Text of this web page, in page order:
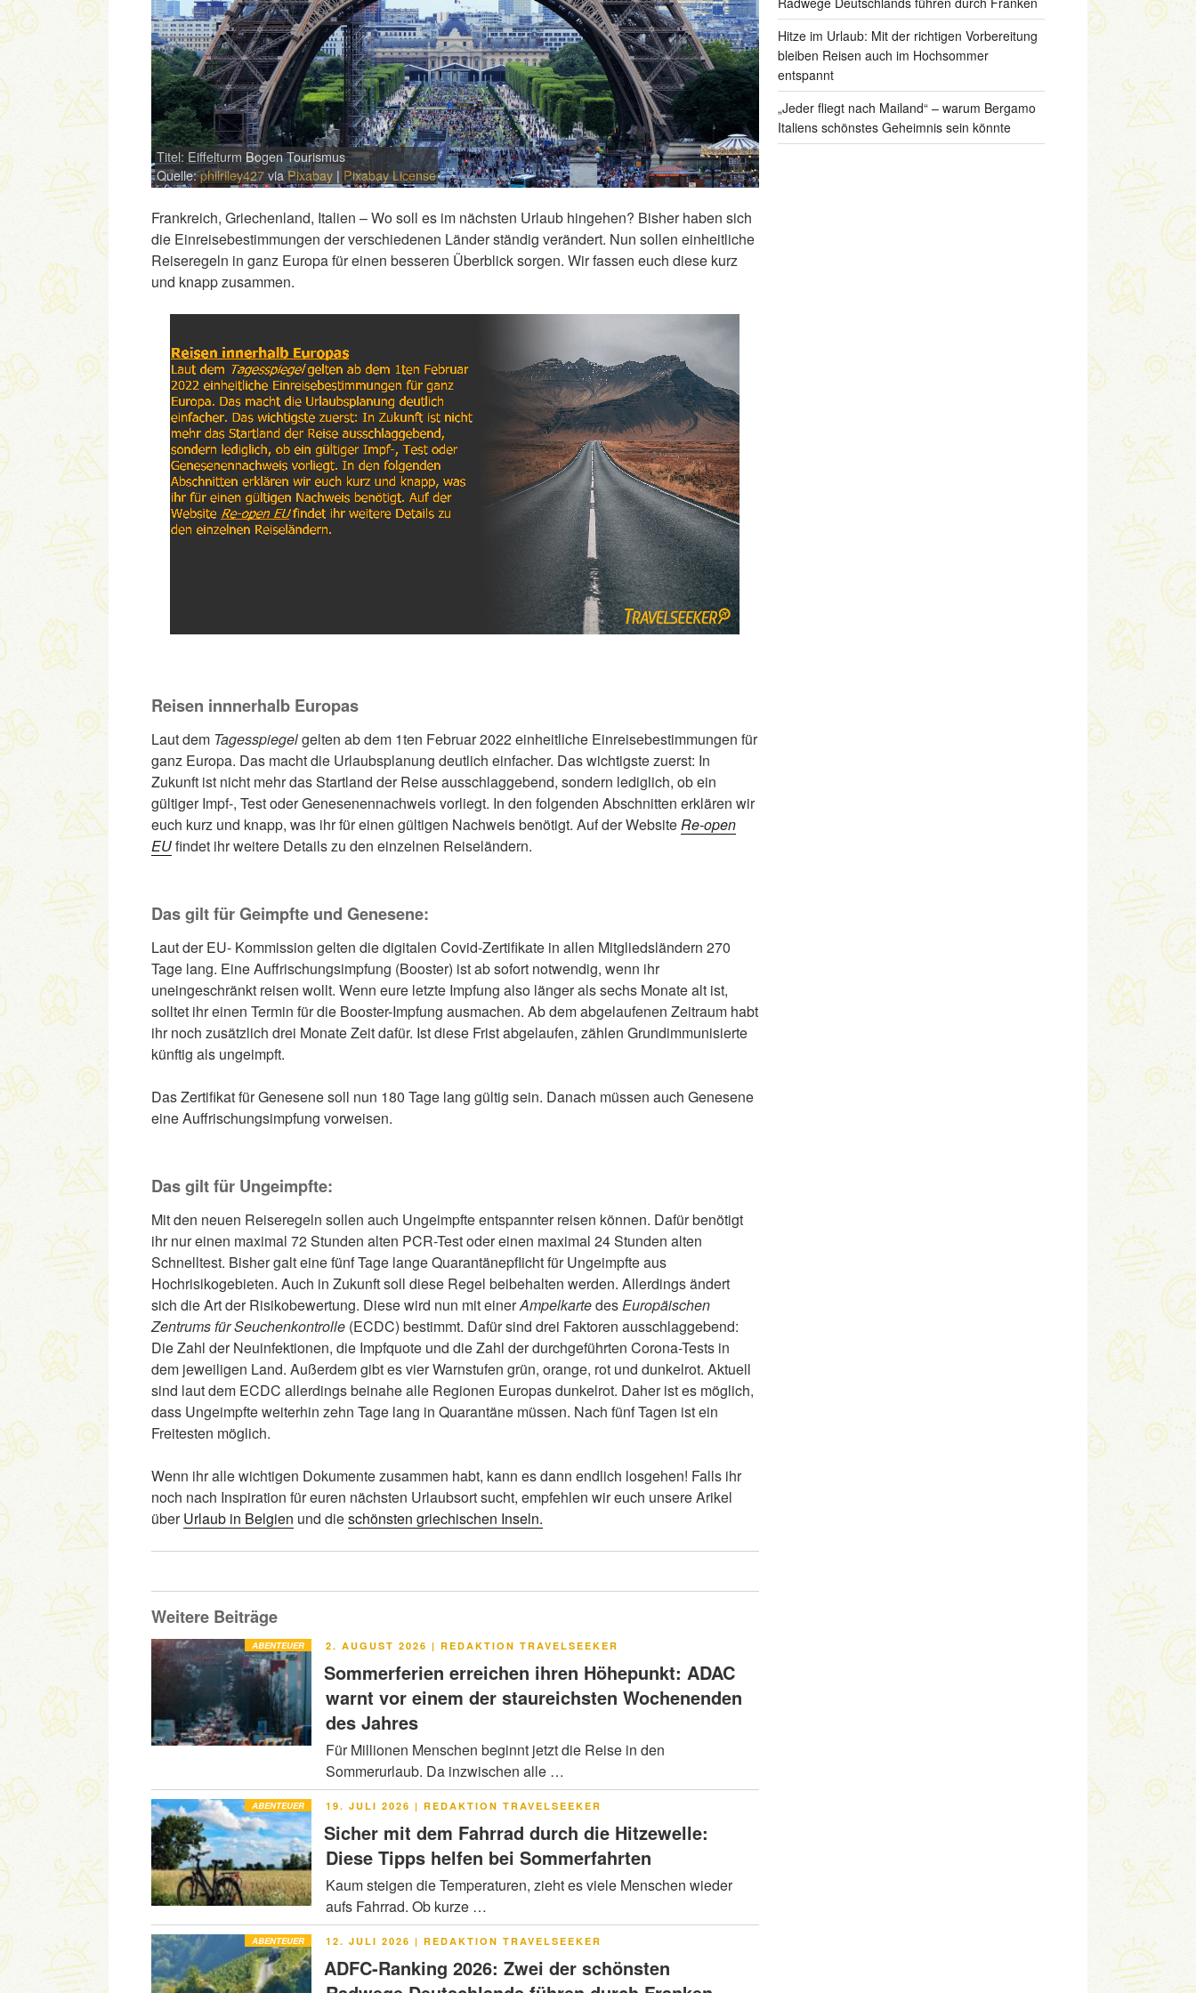
Titel: Eiffelturm Bogen Tourismus
Quelle:philriley427viaPixabay |Pixabay License
Frankreich, Griechenland, Italien – Wo soll es im nächsten Urlaub hingehen? Bisher haben sich
die Einreisebestimmungen der verschiedenen Länder ständig verändert. Nun sollen einheitliche
Reiseregeln in ganz Europa für einen besseren Überblick sorgen. Wir fassen euch diese kurz
und knapp zusammen.
Reisen innnerhalb Europas
Laut dem Tagesspiegelgelten ab dem 1ten Februar 2022 einheitliche Einreisebestimmungen für
ganz Europa. Das macht die Urlaubsplanung deutlich einfacher. Das wichtigste zuerst: In
Zukunft ist nicht mehr das Startland der Reise ausschlaggebend, sondern lediglich, ob ein
gültiger Impf-, Test oder Genesenennachweis vorliegt. In den folgenden Abschnitten erklären wir
euch kurz und knapp, was ihr für einen gültigen Nachweis benötigt. Auf der WebsiteRe-open
EUfindet ihr weitere Details zu den einzelnen Reiseländern.
Das gilt für Geimpfte und Genesene:
Laut der EU- Kommission gelten die digitalen Covid-Zertifikate in allen Mitgliedsländern 270
Tage lang. Eine Auffrischungsimpfung (Booster) ist ab sofort notwendig, wenn ihr
uneingeschränkt reisen wollt. Wenn eure letzte Impfung also länger als sechs Monate alt ist,
solltet ihr einen Termin für die Booster-Impfung ausmachen. Ab dem abgelaufenen Zeitraum habt
ihr noch zusätzlich drei Monate Zeit dafür. Ist diese Frist abgelaufen, zählen Grundimmunisierte
künftig als ungeimpft.
Das Zertifikat für Genesene soll nun 180 Tage lang gültig sein. Danach müssen auch Genesene
eine Auffrischungsimpfung vorweisen.
Das gilt für Ungeimpfte:
Mit den neuen Reiseregeln sollen auch Ungeimpfte entspannter reisen können. Dafür benötigt
ihr nur einen maximal 72 Stunden alten PCR-Test oder einen maximal 24 Stunden alten
Schnelltest. Bisher galt eine fünf Tage lange Quarantänepflicht für Ungeimpfte aus
Hochrisikogebieten. Auch in Zukunft soll diese Regel beibehalten werden. Allerdings ändert
sich die Art der Risikobewertung. Diese wird nun mit einerAmpelkartedesEuropäischen
Zentrums für Seuchenkontrolle (ECDC) bestimmt. Dafür sind drei Faktoren ausschlaggebend:
Die Zahl der Neuinfektionen, die Impfquote und die Zahl der durchgeführten Corona-Tests in
dem jeweiligen Land. Außerdem gibt es vier Warnstufen grün, orange, rot und dunkelrot. Aktuell
sind laut dem ECDC allerdings beinahe alle Regionen Europas dunkelrot. Daher ist es möglich,
dass Ungeimpfte weiterhin zehn Tage lang in Quarantäne müssen. Nach fünf Tagen ist ein
Freitesten möglich.
Wenn ihr alle wichtigen Dokumente zusammen habt, kann es dann endlich losgehen! Falls ihr
noch nach Inspiration für euren nächsten Urlaubsort sucht, empfehlen wir euch unsere Arikel
überUrlaub in Belgien und dieschönsten griechischen Inseln.
Weitere Beiträge
ABENTEUER
VERÖFFENTLICHT
2. AUGUST 2026 | REDAKTION TRAVELSEEKER
Sommerferien erreichen ihren Höhepunkt: ADAC
warnt vor einem der staureichsten Wochenenden
des Jahres
Für Millionen Menschen beginnt jetzt die Reise in den
Sommerurlaub. Da inzwischen alle …
ABENTEUER
VERÖFFENTLICHT
19. JULI 2026 | REDAKTION TRAVELSEEKER
Sicher mit dem Fahrrad durch die Hitzewelle:
Diese Tipps helfen bei Sommerfahrten
Kaum steigen die Temperaturen, zieht es viele Menschen wieder
aufs Fahrrad. Ob kurze …
ABENTEUER
VERÖFFENTLICHT
12. JULI 2026 | REDAKTION TRAVELSEEKER
ADFC-Ranking 2026: Zwei der schönsten
Hitze im Urlaub: Mit der richtigen Vorbereitung
bleiben Reisen auch im Hochsommer
entspannt
„Jeder fliegt nach Mailand“ – warum Bergamo
Italiens schönstes Geheimnis sein könnte